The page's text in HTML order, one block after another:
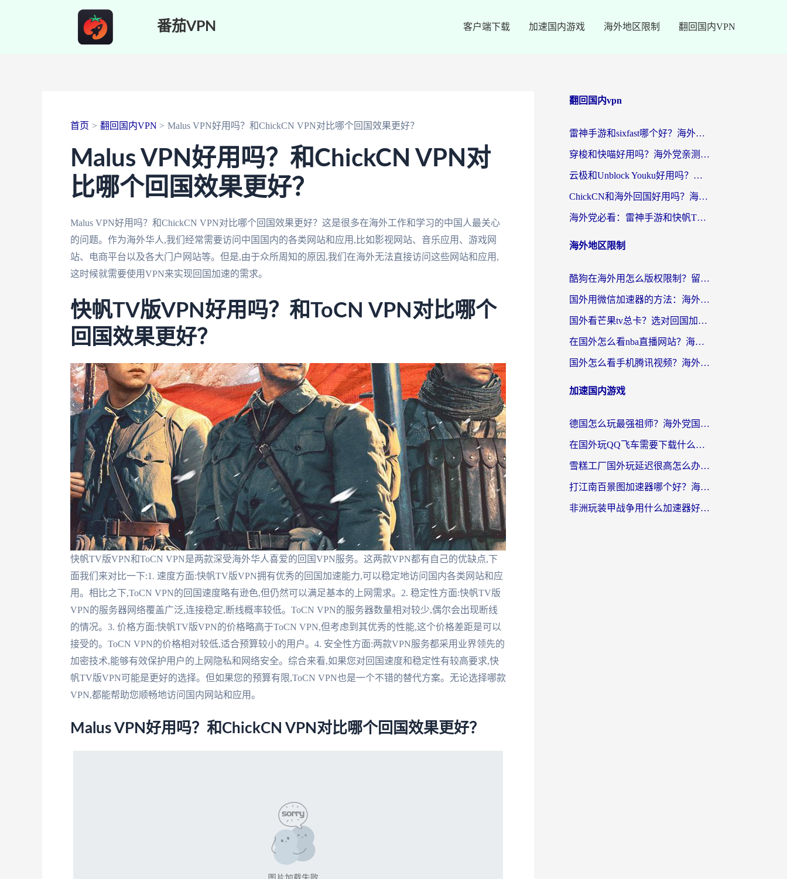
番茄VPN 客户端下载 加速国内游戏 海外地区限制 翻回国内VPN
首页 翻回国内VPN Malus VPN好用吗？和ChickCN VPN对比哪个回国效果更好？
Malus VPN好用吗？和ChickCN VPN对
比哪个回国效果更好？
Malus VPN好用吗？和ChickCN VPN对比哪个回国效果更好？这是很多在海外工作和学习的中国人最关心
的问题。作为海外华人,我们经常需要访问中国国内的各类网站和应用,比如影视网站、音乐应用、游戏网
站、电商平台以及各大门户网站等。但是,由于众所周知的原因,我们在海外无法直接访问这些网站和应用,
这时候就需要使用VPN来实现回国加速的需求。
快帆TV版VPN好用吗？和ToCN VPN对比哪个
回国效果更好？
快帆TV版VPN和ToCN VPN是两款深受海外华人喜爱的回国VPN服务。这两款VPN都有自己的优缺点,下
面我们来对比一下:1. 速度方面:快帆TV版VPN拥有优秀的回国加速能力,可以稳定地访问国内各类网站和应
用。相比之下,ToCN VPN的回国速度略有逊色,但仍然可以满足基本的上网需求。2. 稳定性方面:快帆TV版
VPN的服务器网络覆盖广泛,连接稳定,断线概率较低。ToCN VPN的服务器数量相对较少,偶尔会出现断线
的情况。3. 价格方面:快帆TV版VPN的价格略高于ToCN VPN,但考虑到其优秀的性能,这个价格差距是可以
接受的。ToCN VPN的价格相对较低,适合预算较小的用户。4. 安全性方面:两款VPN服务都采用业界领先的
加密技术,能够有效保护用户的上网隐私和网络安全。综合来看,如果您对回国速度和稳定性有较高要求,快
帆TV版VPN可能是更好的选择。但如果您的预算有限,ToCN VPN也是一个不错的替代方案。无论选择哪款
VPN,都能帮助您顺畅地访问国内网站和应用。
Malus VPN好用吗？和ChickCN VPN对比哪个回国效果更好？
翻回国内vpn
雷神手游和sixfast哪个好？海外党亲测3款回国加速器，教你选对不踩坑
穿梭和快喵好用吗？海外党亲测：小众加速器对比+番茄加速器深度体验
云极和Unblock Youku好用吗？海外党亲测+2026回国加速器避坑指南
ChickCN和海外回国好用吗？海外党2026亲测：从手游到影音，选对加速器的3个关键
海外党必看：雷神手游和快帆TV版好用吗？3步选对回国加速器不踩坑
海外地区限制
酷狗在海外用怎么版权限制？留学生亲测：3步解决听国内音乐难题
国外用微信加速器的方法：海外党无缝连接国内生活的实用指南
国外看芒果tv总卡？选对回国加速器，轻松追《浪姐》不费劲
在国外怎么看nba直播网站？海外党专属体育观赛指南，告别地区限制！
国外怎么看手机腾讯视频？海外党亲测有效的追剧加速器选择指南
加速国内游戏
德国怎么玩最强祖师？海外党国服游戏加速器选择全攻略（附宝可梦Online实测）
在国外玩QQ飞车需要下载什么加速器呢？海外党亲测有效的国服游戏加速指南
雪糕工厂国外玩延迟很高怎么办？海外玩家国服游戏加速终极攻略（附实测推荐）
打江南百景图加速器哪个好？海外党踩坑N次后，终于找到不卡的秘诀
非洲玩装甲战争用什么加速器好？海外党亲测有效的国服游戏加速方案